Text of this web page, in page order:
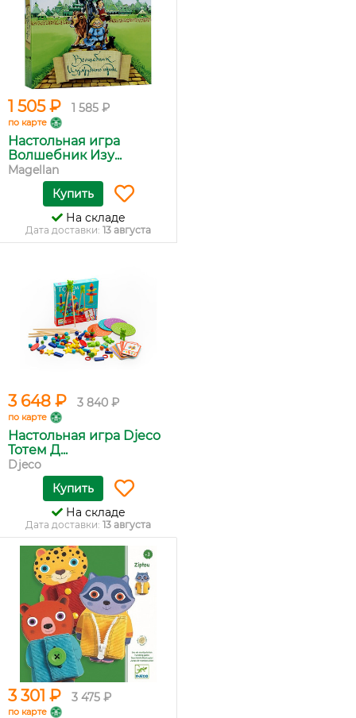
1 505 ₽ 1 585 ₽
по карте
Настольная игра
Волшебник Изу...
Magellan
Купить
На складе
Дата доставки: 13 августа
3 648 ₽ 3 840 ₽
по карте
Настольная игра Djeco
Тотем Д...
Djeco
Купить
На складе
Дата доставки: 13 августа
3 301 ₽ 3 475 ₽
по карте